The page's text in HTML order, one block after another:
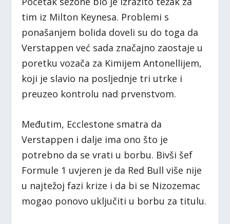
tim iz Milton Keynesa. Problemi s
ponašanjem bolida doveli su do toga da
Verstappen već sada značajno zaostaje u
poretku vozača za Kimijem Antonellijem,
koji je slavio na posljednje tri utrke i
preuzeo kontrolu nad prvenstvom.
Međutim, Ecclestone smatra da
Verstappen i dalje ima ono što je
potrebno da se vrati u borbu. Bivši šef
Formule 1 uvjeren je da Red Bull više nije
u najtežoj fazi krize i da bi se Nizozemac
mogao ponovo uključiti u borbu za titulu.